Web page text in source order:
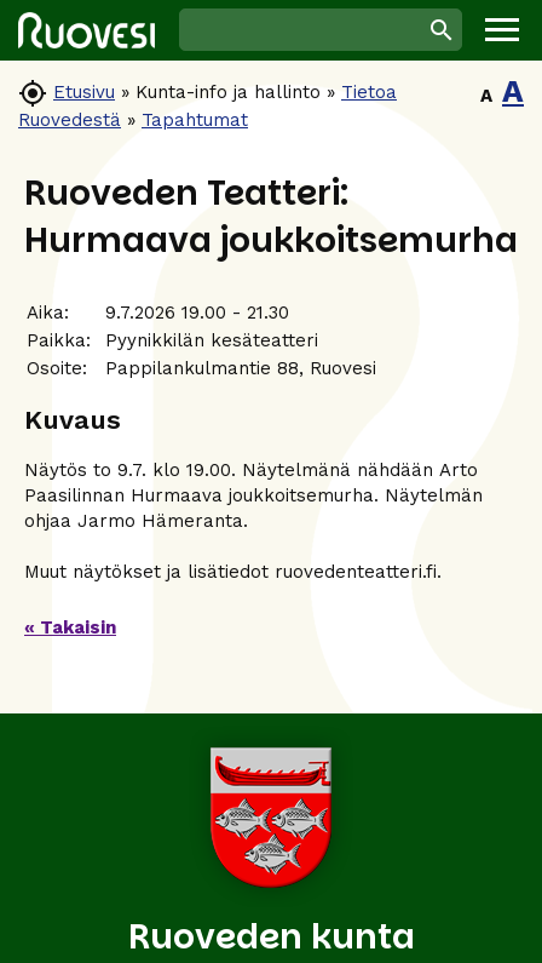
 Etusivu » Kunta-info ja hallinto » Tietoa
Ruovedestä » Tapahtumat
A A
Ruoveden Teatteri:
Hurmaava joukkoitsemurha
Aika:
9.7.2026 19.00 - 21.30
Paikka:
Pyynikkilän kesäteatteri
Osoite:
Pappilankulmantie 88, Ruovesi
Kuvaus
Näytös to 9.7. klo 19.00. Näytelmänä nähdään Arto
Paasilinnan Hurmaava joukkoitsemurha. Näytelmän
ohjaa Jarmo Hämeranta.
Muut näytökset ja lisätiedot ruovedenteatteri.fi.
« Takaisin
Ruoveden kunta